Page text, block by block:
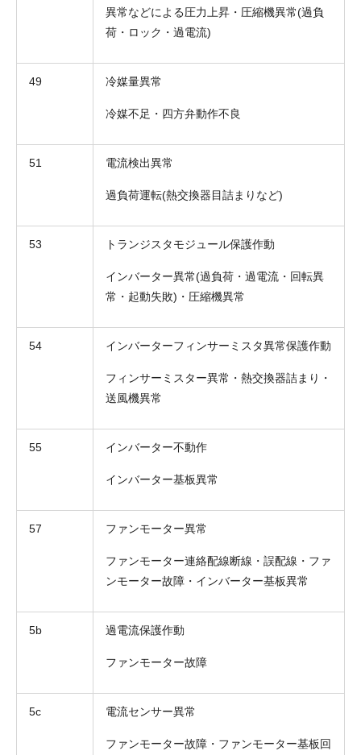
異常などによる圧力上昇・圧縮機異常(過負
荷・ロック・過電流)
49 冷媒量異常
冷媒不足・四方弁動作不良
51 電流検出異常
過負荷運転(熱交換器目詰まりなど)
53 トランジスタモジュール保護作動
インバーター異常(過負荷・過電流・回転異
常・起動失敗)・圧縮機異常
54 インバーターフィンサーミスタ異常保護作動
フィンサーミスター異常・熱交換器詰まり・
送風機異常
55 インバーター不動作
インバーター基板異常
57 ファンモーター異常
ファンモーター連絡配線断線・誤配線・ファ
ンモーター故障・インバーター基板異常
5b 過電流保護作動
ファンモーター故障
5c 電流センサー異常
ファンモーター故障・ファンモーター基板回